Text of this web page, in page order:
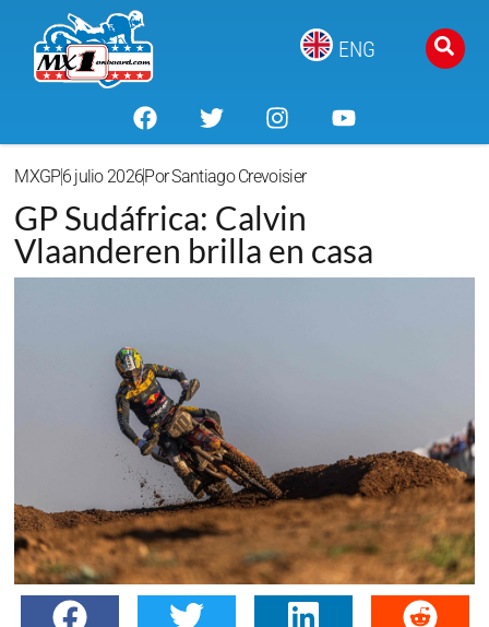
ENG
MXGP6 julio 2026PorSantiago Crevoisier
GP Sudáfrica: Calvin
Vlaanderen brilla en casa